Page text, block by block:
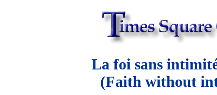
La foi sans
(Faith without